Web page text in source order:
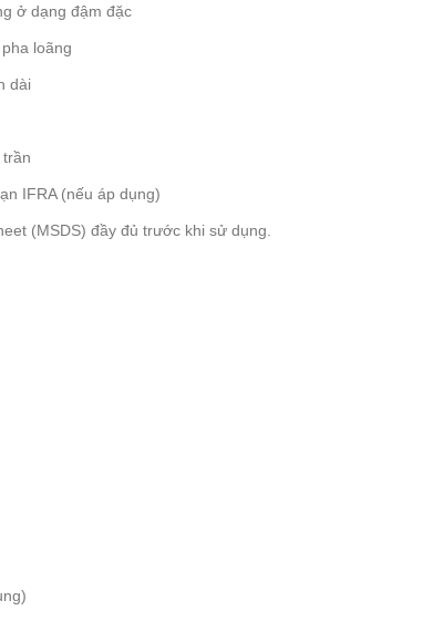
ở dạng đậm đặc
loãng
dài
IFRA (nếu áp dụng)
(MSDS) đầy đủ trước khi sử dụng.